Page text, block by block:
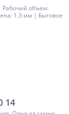
объем:
1.3 мм | Бытовое
14